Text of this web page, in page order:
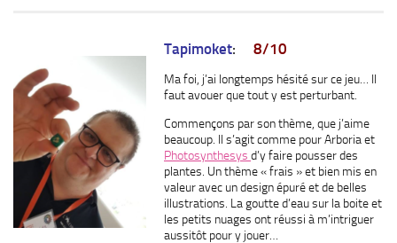
Tapimoket: 8/10
Ma foi, j’ai longtemps hésité sur ce jeu… Il
faut avouer que tout y est perturbant.
Commençons par son thème, que j’aime
beaucoup. Il s’agit comme pour Arboria et
Photosynthesys d’y faire pousser des
plantes. Un thème « frais » et bien mis en
valeur avec un design épuré et de belles
illustrations. La goutte d’eau sur la boite et
les petits nuages ont réussi à m’intriguer
aussitôt pour y jouer…